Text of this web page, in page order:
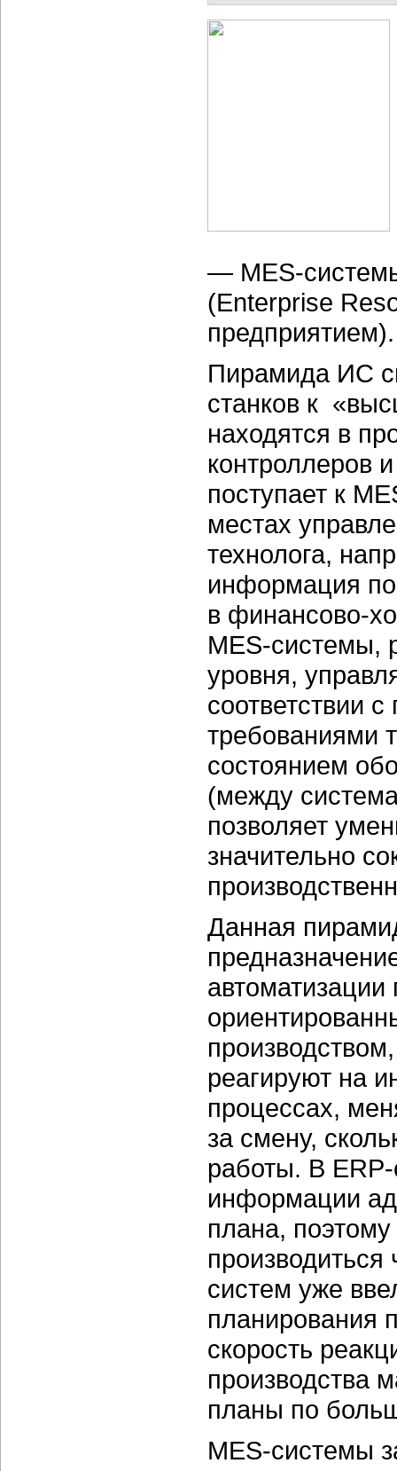
— MES-
(Enterprise
предприятием).
Пирамида ИС
станков к
находятся в
контроллеров
поступает к
местах
технолога,
информация
в финансово-
MES-системы,
уровня,
соответствии
требованиями
состоянием
(между
позволяет
значительно
Данная
реагируют на
процессах,
за смену,
работы. В
информации
плана,
систем уже
планирования
скорость
производства
планы по
MES-системы